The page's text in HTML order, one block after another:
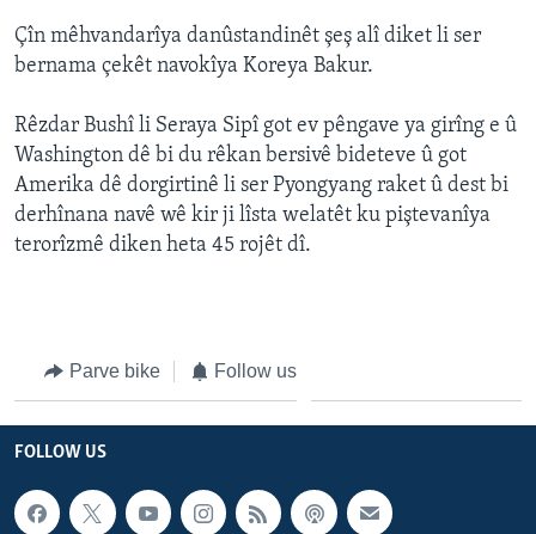
ÇAND Û HUNER
SERNIVÎS
Learning English
FOLLOW US
Çîn mêhvandarîya danûstandinêt şeş alî diket li ser
bernama çekêt navokîya Koreya Bakur.
Rêzdar Bushî li Seraya Sipî got ev pêngave ya girîng e û
Washington dê bi du rêkan bersivê bideteve û got
Amerika dê dorgirtinê li ser Pyongyang raket û dest bi
derhînana navê wê kir ji lîsta welatêt ku piştevanîya
terorîzmê diken heta 45 rojêt dî.
Parve bike Follow us
FOLLOW US